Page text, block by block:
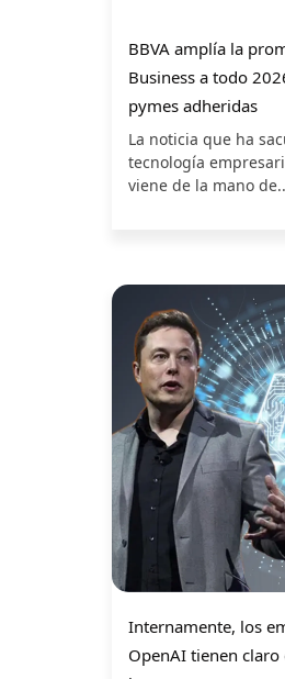
BBVA amplía la
Business a todo
pymes adheridas
La noticia que ha
tecnología
viene de la mano
Internamente, los
OpenAI tienen